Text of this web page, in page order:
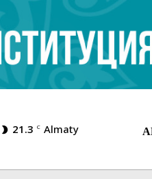
21.3 C Almaty